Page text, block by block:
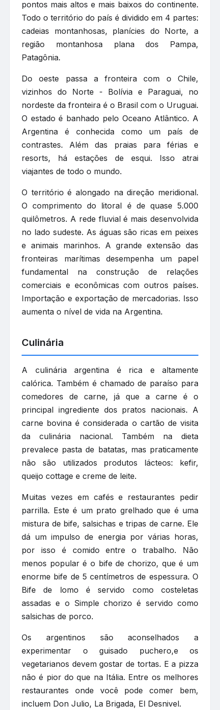
pontos mais altos e mais baixos do continente.
Todo o território do país é dividido em 4 partes:
cadeias montanhosas, planícies do Norte, a
região montanhosa plana dos Pampa,
Patagônia.
Do oeste passa a fronteira com o Chile,
vizinhos do Norte - Bolívia e Paraguai, no
nordeste da fronteira é o Brasil com o Uruguai.
O estado é banhado pelo Oceano Atlântico. A
Argentina é conhecida como um país de
contrastes. Além das praias para férias e
resorts, há estações de esqui. Isso atrai
viajantes de todo o mundo.
O território é alongado na direção meridional.
O comprimento do litoral é de quase 5.000
quilômetros. A rede fluvial é mais desenvolvida
no lado sudeste. As águas são ricas em peixes
e animais marinhos. A grande extensão das
fronteiras marítimas desempenha um papel
fundamental na construção de relações
comerciais e econômicas com outros países.
Importação e exportação de mercadorias. Isso
aumenta o nível de vida na Argentina.
Culinária
A culinária argentina é rica e altamente
calórica. Também é chamado de paraíso para
comedores de carne, já que a carne é o
principal ingrediente dos pratos nacionais. A
carne bovina é considerada o cartão de visita
da culinária nacional. Também na dieta
prevalece pasta de batatas, mas praticamente
não são utilizados produtos lácteos: kefir,
queijo cottage e creme de leite.
Muitas vezes em cafés e restaurantes pedir
parrilla. Este é um prato grelhado que é uma
mistura de bife, salsichas e tripas de carne. Ele
dá um impulso de energia por várias horas,
por isso é comido entre o trabalho. Não
menos popular é o bife de chorizo, que é um
enorme bife de 5 centímetros de espessura. O
Bife de lomo é servido como costeletas
assadas e o Simple chorizo é servido como
salsichas de porco.
Os argentinos são aconselhados a
experimentar o guisado puchero,e os
vegetarianos devem gostar de tortas. E a pizza
não é pior do que na Itália. Entre os melhores
restaurantes onde você pode comer bem,
incluem Don Julio, La Brigada, El Desnivel.